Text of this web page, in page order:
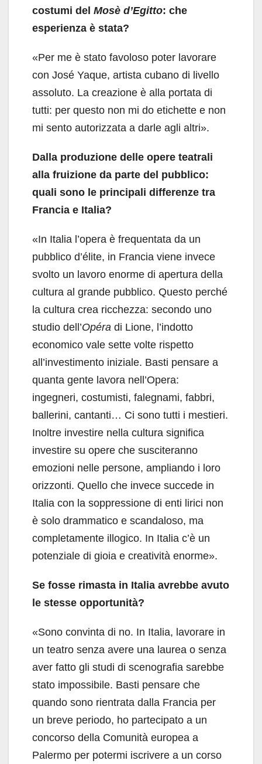
costumi del Mosè d’Egitto: che
esperienza è stata?
«Per me è stato favoloso poter lavorare
con José Yaque, artista cubano di livello
assoluto. La creazione è alla portata di
tutti: per questo non mi do etichette e non
mi sento autorizzata a darle agli altri».
Dalla produzione delle opere teatrali
alla fruizione da parte del pubblico:
quali sono le principali differenze tra
Francia e Italia?
«In Italia l’opera è frequentata da un
pubblico d’élite, in Francia viene invece
svolto un lavoro enorme di apertura della
cultura al grande pubblico. Questo perché
la cultura crea ricchezza: secondo uno
studio dell’Opéra di Lione, l’indotto
economico vale sette volte rispetto
all’investimento iniziale. Basti pensare a
quanta gente lavora nell’Opera:
ingegneri, costumisti, falegnami, fabbri,
ballerini, cantanti… Ci sono tutti i mestieri.
Inoltre investire nella cultura significa
investire su opere che susciteranno
emozioni nelle persone, ampliando i loro
orizzonti. Quello che invece succede in
Italia con la soppressione di enti lirici non
è solo drammatico e scandaloso, ma
completamente illogico. In Italia c’è un
potenziale di gioia e creatività enorme».
Se fosse rimasta in Italia avrebbe avuto
le stesse opportunità?
«Sono convinta di no. In Italia, lavorare in
un teatro senza avere una laurea o senza
aver fatto gli studi di scenografia sarebbe
stato impossibile. Basti pensare che
quando sono rientrata dalla Francia per
un breve periodo, ho partecipato a un
concorso della Comunità europea a
Palermo per potermi iscrivere a un corso